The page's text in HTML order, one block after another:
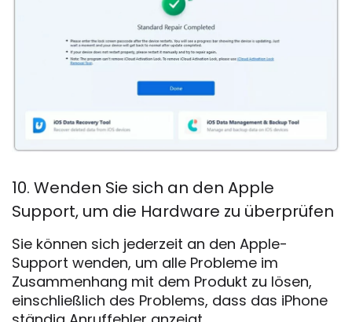
10. Wenden Sie sich an den Apple
Support, um die Hardware zu überprüfen
Sie können sich jederzeit an den Apple-
Support wenden, um alle Probleme im
Zusammenhang mit dem Produkt zu lösen,
einschließlich des Problems, dass das iPhone